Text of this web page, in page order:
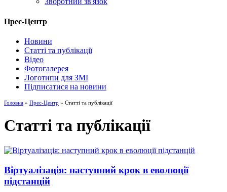
Прес-Центр
Новини
Статті та публікації
Відео
Фотогалерея
Логотипи для ЗМІ
Підписатися на новини
Головна » Прес-Центр » Статті та публікації
Статті та публікації
Віртуалізація: наступний крок в еволюції
підстанцій